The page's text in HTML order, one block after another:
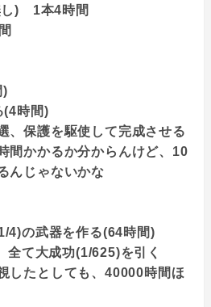
し) 1本4時間
)
(4時間)
、保護を駆使して完成させる
間かかるか分からんけど、10
んじゃないかな
4)の武器を作る(64時間)
全て大成功(1/625)を引く
したとしても、40000時間ほ